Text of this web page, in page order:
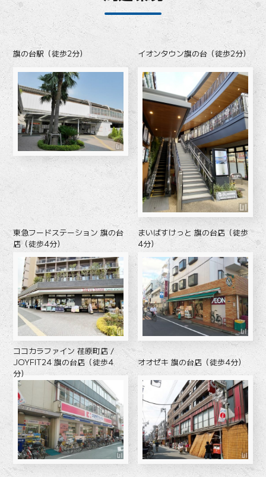
旗の台駅（徒歩2分） イオンタウン旗の台（徒歩2分）
東急フードステーション 旗の台
店（徒歩4分）
まいばすけっと 旗の台店（徒歩
4分）
ココカラファイン 荏原町店 /
JOYFIT24 旗の台店（徒歩4
分）
オオゼキ 旗の台店（徒歩4分）